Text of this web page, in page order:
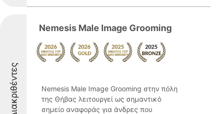
Διακριθέντες
Nemesis Male Image Grooming
Nemesis Male Image Grooming στην πόλη
της Θήβας λειτουργεί ως σημαντικό
σημείο αναφοράς για άνδρες που